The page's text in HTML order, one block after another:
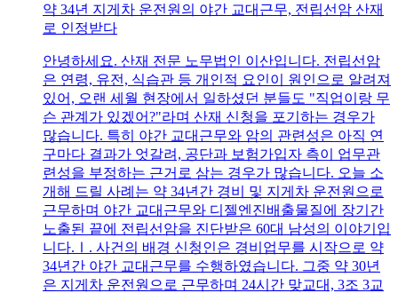
약 34년 지게차 운전원의 야간 교대근무, 전립선암 산재
로 인정받다
안녕하세요. 산재 전문 노무법인 이산입니다. 전립선암
은 연령, 유전, 식습관 등 개인적 요인이 원인으로 알려져
있어, 오랜 세월 현장에서 일하셨던 분들도 "직업이랑 무
슨 관계가 있겠어?"라며 산재 신청을 포기하는 경우가
많습니다. 특히 야간 교대근무와 암의 관련성은 아직 연
구마다 결과가 엇갈려, 공단과 보험가입자 측이 업무관
련성을 부정하는 근거로 삼는 경우가 많습니다. 오늘 소
개해 드릴 사례는 약 34년간 경비 및 지게차 운전원으로
근무하며 야간 교대근무와 디젤엔진배출물질에 장기간
노출된 끝에 전립선암을 진단받은 60대 남성의 이야기입
니다.Ⅰ. 사건의 배경 신청인은 경비업무를 시작으로 약
34년간 야간 교대근무를 수행하였습니다. 그중 약 30년
은 지게차 운전원으로 근무하며 24시간 맞교대, 3조 3교